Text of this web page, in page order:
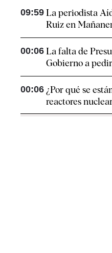
09:59 La periodista
Ruiz en
00:06 La falta de
Gobierno a
00:06 ¿Por qué se
reactores